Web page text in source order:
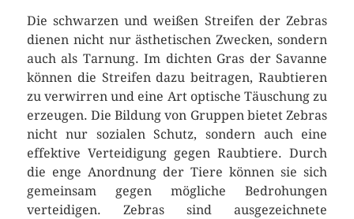
Die schwarzen und weißen Streifen der Zebras
dienen nicht nur ästhetischen Zwecken, sondern
auch als Tarnung. Im dichten Gras der Savanne
können die Streifen dazu beitragen, Raubtieren
zu verwirren und eine Art optische Täuschung zu
erzeugen. Die Bildung von Gruppen bietet Zebras
nicht nur sozialen Schutz, sondern auch eine
effektive Verteidigung gegen Raubtiere. Durch
die enge Anordnung der Tiere können sie sich
gemeinsam gegen mögliche Bedrohungen
verteidigen. Zebras sind ausgezeichnete